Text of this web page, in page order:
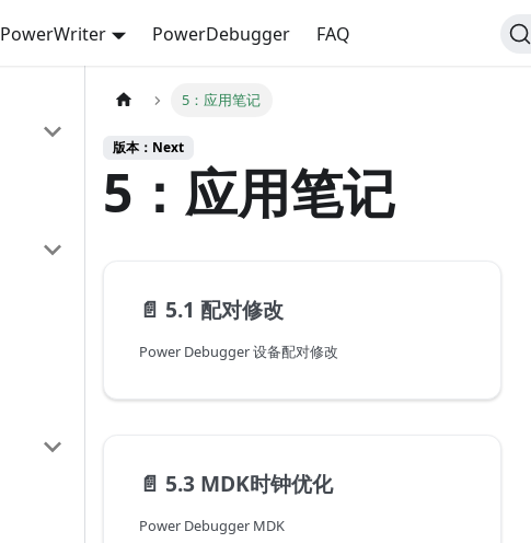
PowerWriter PowerDebugger FAQ
5：应用笔记
版本：Next
5：应用笔记
📄️ 5.1 配对修改
Power Debugger 设备配对修改
📄️ 5.3 MDK时钟优化
Power Debugger MDK